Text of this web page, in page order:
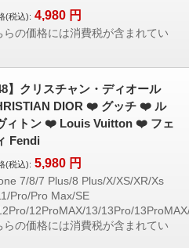
(税込): 4,980 円
の価格には消費税が含まれてい
】クリスチャン・ディオール
DIOR ❤️ グッチ ❤️ ル
ィトン ❤️ Louis Vuitton ❤️ フェ
Fendi
(税込): 5,980 円
7/8/7 Plus/8 Plus/X/XS/XR/Xs
Pro/Pro Max/SE
12ProMAX/13/13Pro/
の価格には消費税が含まれてい